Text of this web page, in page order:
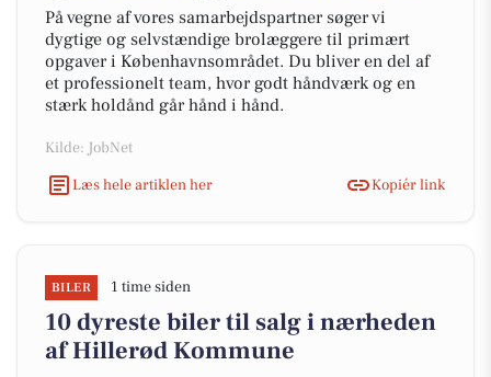
På vegne af vores samarbejdspartner søger vi
dygtige og selvstændige brolæggere til primært
opgaver i Københavnsområdet. Du bliver en del af
et professionelt team, hvor godt håndværk og en
stærk holdånd går hånd i hånd.
Kilde: JobNet
Læs hele artiklen her
Kopiér link
BILER 1 time siden
10 dyreste biler til salg i nærheden
af Hillerød Kommune